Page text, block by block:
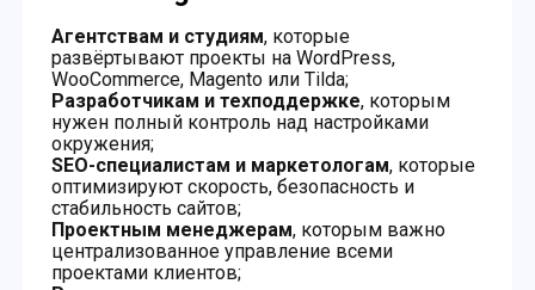
Агентствам и студиям, которые
развёртывают проекты на WordPress,
WooCommerce, Magento или Tilda;
Разработчикам и техподдержке, которым
нужен полный контроль над настройками
окружения;
SEO-специалистам и маркетологам, которые
оптимизируют скорость, безопасность и
стабильность сайтов;
Проектным менеджерам, которым важно
централизованное управление всеми
проектами клиентов;